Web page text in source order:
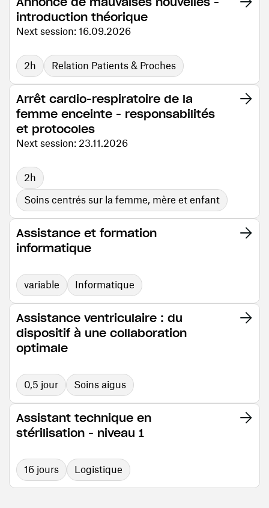
introduction théorique
Next session: 16.09.2026
2h Relation Patients & Proches
Arrêt cardio-respiratoire de la
femme enceinte - responsabilités
et protocoles
Next session: 23.11.2026
2h
Soins centrés sur la femme, mère et enfant
Assistance et formation
informatique
variable Informatique
Assistance ventriculaire : du
dispositif à une collaboration
optimale
0,5 jour Soins aigus
Assistant technique en
stérilisation - niveau 1
16 jours Logistique